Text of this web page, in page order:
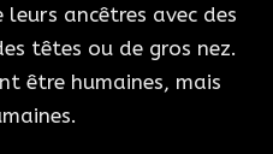
ancêtres avec des
têtes ou de gros nez.
être humaines, mais